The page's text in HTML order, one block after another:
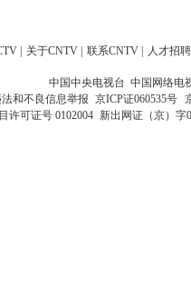
关于CNTV 联系CNTV 人才招聘
中国中央电视台 中国网络电
和不良信息举报 京ICP证060535号
许可证号 0102004 新出网证（京）